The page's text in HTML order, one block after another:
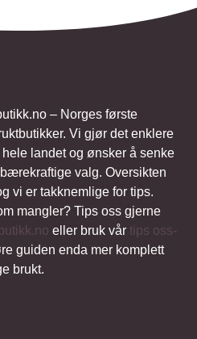
– Norges første
Vi gjør det enklere
landet og ønsker å senke
valg. Oversikten
vi er takknemlige for tips.
mangler? Tips oss gjerne
eller bruk vår tips oss-
guiden enda mer komplett
brukt.